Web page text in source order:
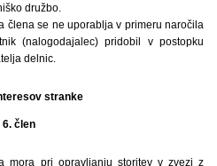
družbo.
člena se ne uporablja v primeru naročila
(nalogodajalec) pridobil v postopku
delnic.
stranke
6. člen
mora pri opravljanju storitev v zvezi z